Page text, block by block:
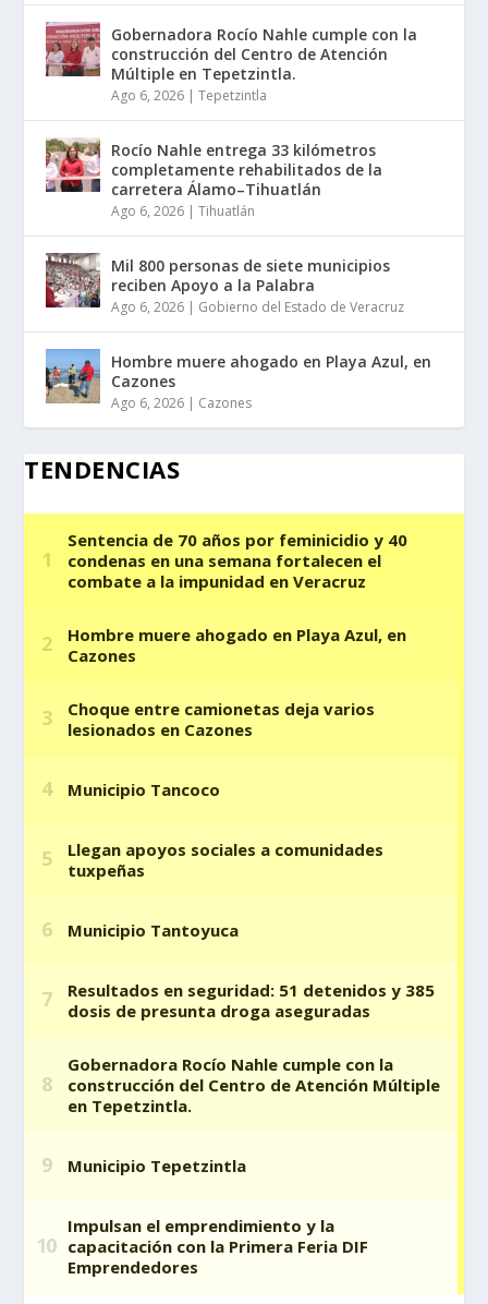
Gobernadora Rocío Nahle cumple con la
construcción del Centro de Atención
Múltiple en Tepetzintla.
Ago 6, 2026 |Tepetzintla
Rocío Nahle entrega 33 kilómetros
completamente rehabilitados de la
carretera Álamo–Tihuatlán
Ago 6, 2026 |Tihuatlán
Mil 800 personas de siete municipios
reciben Apoyo a la Palabra
Ago 6, 2026 | Gobierno del Estado de Veracruz
Hombre muere ahogado en Playa Azul, en
Cazones
Ago 6, 2026 | Cazones
TENDENCIAS